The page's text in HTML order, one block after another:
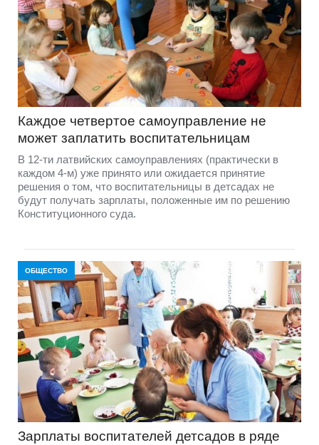
Каждое четвертое самоуправление не
может заплатить воспитательницам
В 12-ти латвийских самоуправлениях (практически в
каждом 4-м) уже принято или ожидается принятие
решения о том, что воспитательницы в детсадах не
будут получать зарплаты, положенные им по решению
Конституционного суда.
ОБЩЕСТВО
Зарплаты воспитателей детсадов в ряде